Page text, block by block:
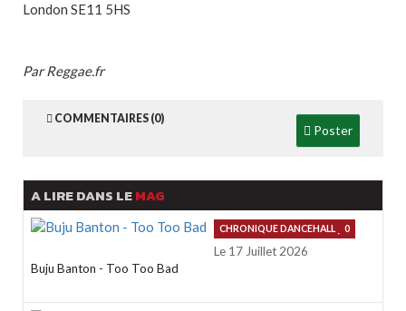
London SE11 5HS
Par Reggae.fr
COMMENTAIRES (0)
Poster
A LIRE DANS LEMAG
CHRONIQUE DANCEHALL 0
Le 17 Juillet 2026
Buju Banton - Too Too Bad